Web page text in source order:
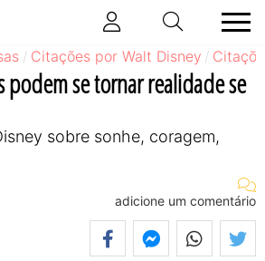
Citações por Walt Disney
podem se tornar realidade se
sobre sonhe, coragem,
adicione um comentário